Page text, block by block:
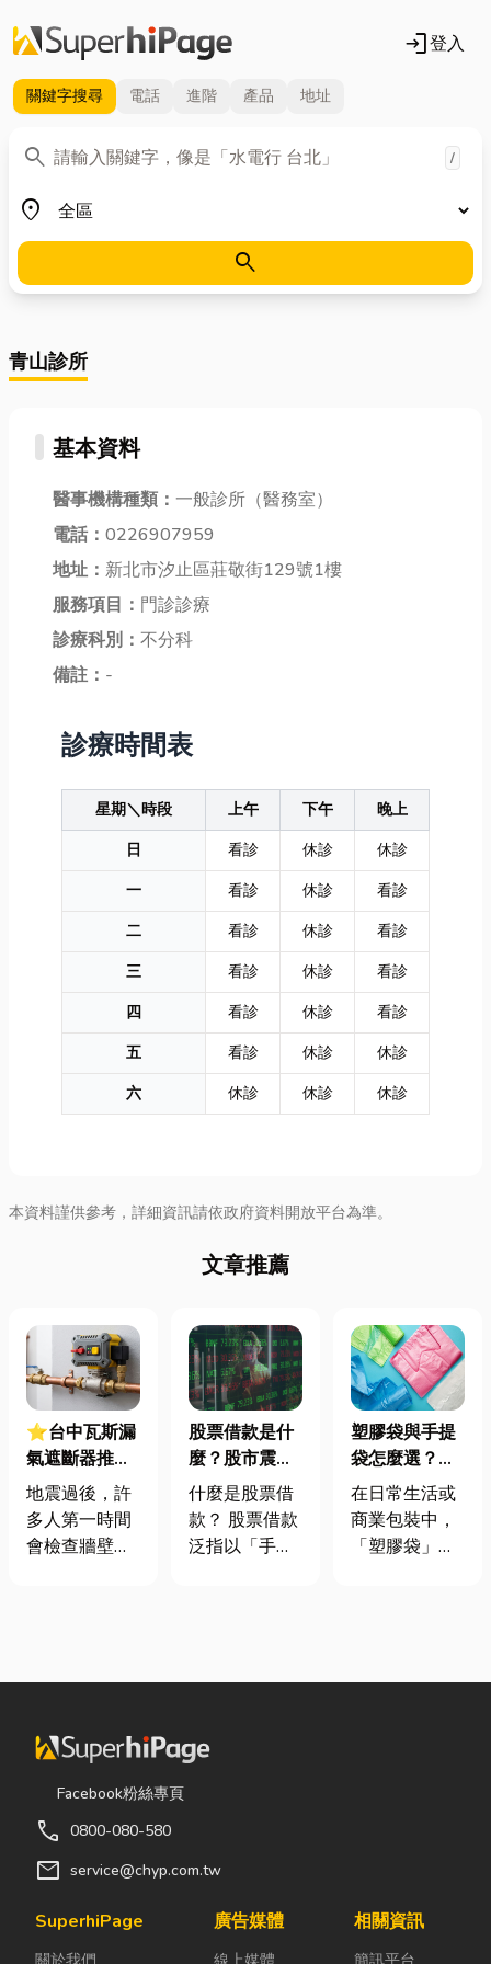
login登入
關鍵字搜尋 電話 進階 產品 地址
search
關鍵字 /
place
地區
search
青山診所
基本資料
醫事機構種類： 一般診所（醫務室）
電話： 0226907959
地址： 新北市汐止區莊敬街129號1樓
服務項目： 門診診療
診療科別： 不分科
備註： -
診療時間表
星期＼時段 上午 下午
晚上
日
看診 休診
休診
一
看診 休診
看診
二
看診 休診
看診
三
看診 休診
看診
四
看診 休診
看診
五
看診 休診
休診
六
休診 休診 休診
本資料謹供參考，詳細資訊請依政府資料開放平台為準。
文章推薦
⭐台中瓦斯漏
氣遮斷器推薦
廠商在這！地
震氣爆怎麼
防？警報器與
地震過後，許
多人第一時間
會檢查牆壁裂
線。日前日本
城在地震後引
發嚴重氣爆，
正是因為震波
管線受損、氣
體微量外洩所
默充斥在空間
股票借款是什
麼？股市震盪|
股票借款、股
票質借、當鋪
借款完整比較
什麼是股票借
款？ 股票借款
泛指以「手中
的融資方式，
能取得資金應
依承作單位不
為證券公司的
塑膠袋與手提
袋怎麼選？材
質、用途與耐
重度一次看懂
在日常生活或
商業包裝中，
「塑膠袋」與
具，但實際上
商品損壞。 這
Facebook粉絲專頁
call 0800-080-580
mail service@chyp.com.tw
SuperhiPage
關於我們
廣告媒體
線上媒體
相關資訊
簡訊平台